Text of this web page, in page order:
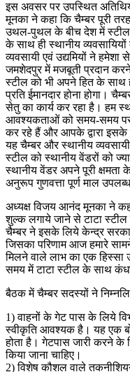
इस अवसर पर उपस्थित
मूनका ने कहा कि चैम्बर पूरी
उथल-पुथल के बीच देश में स्टील
के साथ ही स्थानीय
व्यवसायी एवं उद्यमियों ने हमेशा
जमशेदपुर में मजबूती प्रदान
स्टील को भी अपने हित के साथ
प्रति ईमानदार होना होगा।
सेतु का कार्य कर रहा है। हम
आवश्यकताओं को समय-समय पर
कर रहे हैं और आपके द्वारा इसके
यह चैम्बर और स्थानीय
स्टील को स्थानीय वेंडरों को
स्थानीय वेंडर अपने पूरी
अनुरूप गुणवत्ता पूर्ण माल
अध्यक्ष विजय आनंद मूनका ने
शुल्क लगाये जाने से टाटा
चैम्बर ने इसके लिये केन्द्र
जिसका परिणाम आज हमारे
मिलने वाले लाभ का एक हिस्सा
समय में टाटा स्टील के साथ
बैठक में चैम्बर सदस्यों ने
1) वाहनों के गेट पास के लिये
स्वीकृति आवश्यक है। यह एक
होता है। गेटपास जारी करने के
किया जाना चाहिए।
2) विशेष कौशल वाले